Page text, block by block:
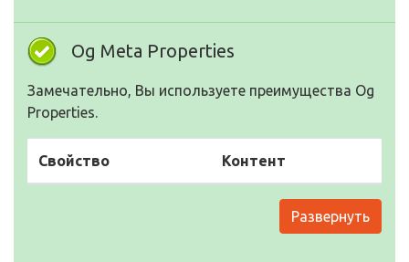
Og Meta Properties
Замечательно, Вы используете преимущества Og
Properties.
Свойство Контент
Развернуть